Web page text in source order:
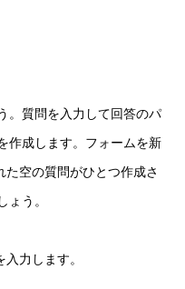
。質問を入力して回答のパ
作成します。フォームを新
空の質問がひとつ作成さ
う。
力します。